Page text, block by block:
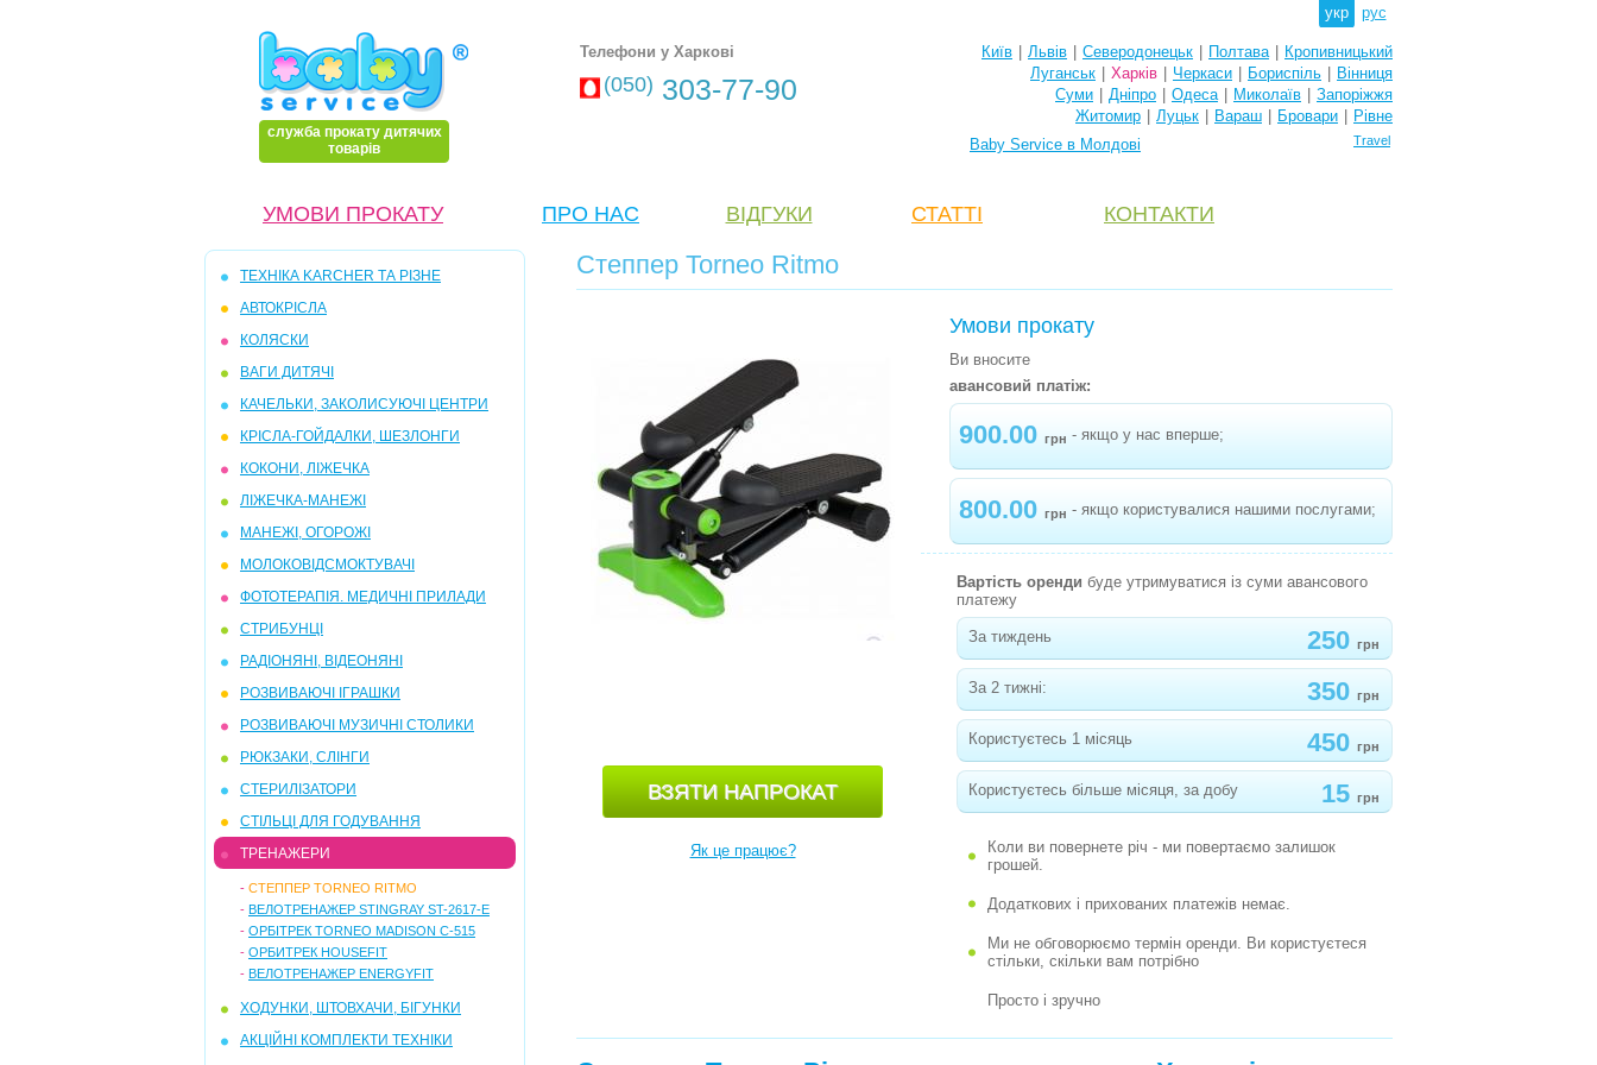
укр рус
служба прокату дитячих
товарів
Телефони у Харкові
(050) 303-77-90
Київ Львів Северодонецьк Полтава
Кропивницький
Луганськ
Харків Черкаси Бориспіль
Вінниця
Суми
Дніпро Одеса Миколаїв
Запоріжжя
Житомир
Луцьк Вараш Бровари
Рівне
Baby Service в Молдові
Travel
УМОВИ ПРОКАТУ ПРО НАС ВІДГУКИ СТАТТІ КОНТАКТИ
ТЕХНІКА KARCHER ТА РІЗНЕ
АВТОКРІСЛА
КОЛЯСКИ
ВАГИ ДИТЯЧІ
КАЧЕЛЬКИ, ЗАКОЛИСУЮЧI ЦЕНТРИ
КРIСЛА-ГОЙДАЛКИ, ШЕЗЛОНГИ
КОКОНИ, ЛIЖЕЧКА
ЛIЖЕЧКА-МАНЕЖI
МАНЕЖІ, ОГОРОЖІ
МОЛОКОВІДСМОКТУВАЧІ
ФОТОТЕРАПІЯ. МЕДИЧНІ ПРИЛАДИ
СТРИБУНЦI
РАДІОНЯНІ, ВІДЕОНЯНІ
РОЗВИВАЮЧІ ІГРАШКИ
РОЗВИВАЮЧI МУЗИЧНI СТОЛИКИ
РЮКЗАКИ, СЛIНГИ
СТЕРИЛIЗАТОРИ
СТIЛЬЦІ ДЛЯ ГОДУВАННЯ
ТРЕНАЖЕРИ
- СТЕППЕР TORNEO RITMO
- ВЕЛОТРЕНАЖЕР STINGRAY ST-2617-E
- ОРБІТРЕК TORNEO MADISON C-515
- ОРБИТРЕК HOUSEFIT
- ВЕЛОТРЕНАЖЕР ENERGYFIT
ХОДУНКИ, ШТОВХАЧИ, БIГУНКИ
АКЦІЙНІ КОМПЛЕКТИ ТЕХНІКИ
Степпер Torneo Ritmo
Як це працює?
Умови прокату
Ви вносите
авансовий платіж:
900.00 грн - якщо у нас вперше;
800.00 грн - якщо користувалися нашими послугами;
Вартість оренди буде утримуватися із суми авансового
платежу
За тиждень 250 грн
За 2 тижні: 350 грн
Користуєтесь 1 місяць 450 грн
Користуєтесь більше місяця, за добу 15 грн
Коли ви повернете річ - ми повертаємо залишок
грошей.
Додаткових і прихованих платежів немає.
Ми не обговорюємо термін оренди. Ви користуєтеся
стільки, скільки вам потрібно
Просто і зручно